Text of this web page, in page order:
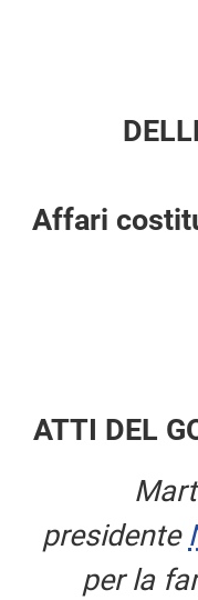
Affari
ATTI DEL
presidente
per la